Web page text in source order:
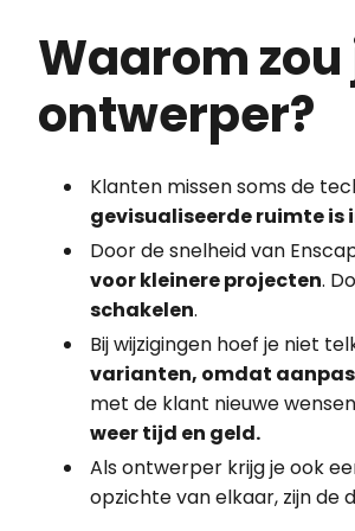
Waarom
ontwerper?
Klanten missen soms de
gevisualiseerde ruimte
Door de snelheid van
voor kleinere projecten.
schakelen.
Bij wijzigingen hoef je niet
varianten, omdat
met de klant nieuwe
weer tijd en geld.
Als ontwerper krijg je ook
opzichte van elkaar, zijn de